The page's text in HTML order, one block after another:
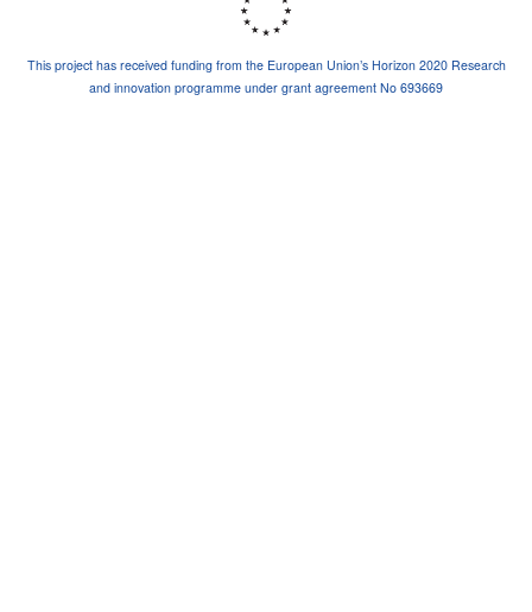
This project has received funding from the European Union’s Horizon 2020 Research
and innovation programme under grant agreement No 693669